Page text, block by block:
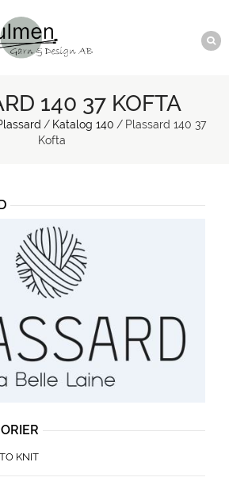
140 37 KOFTA
/ Katalog 140 / Plassard 140 37
Kofta
KNIT